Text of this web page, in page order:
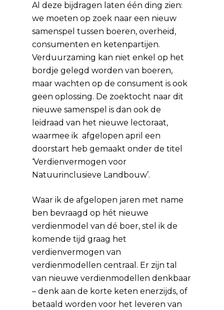
Al deze bijdragen laten één ding zien:
we moeten op zoek naar een nieuw
samenspel tussen boeren, overheid,
consumenten en ketenpartijen.
Verduurzaming kan niet enkel op het
bordje gelegd worden van boeren,
maar wachten op de consument is ook
geen oplossing. De zoektocht naar dit
nieuwe samenspel is dan ook de
leidraad van het nieuwe lectoraat,
waarmee ik afgelopen april een
doorstart heb gemaakt onder de titel
‘Verdienvermogen voor
Natuurinclusieve Landbouw’.
Waar ik de afgelopen jaren met name
ben bevraagd op hét nieuwe
verdienmodel van dé boer, stel ik de
komende tijd graag het
verdienvermogen van
verdienmodellen centraal. Er zijn tal
van nieuwe verdienmodellen denkbaar
– denk aan de korte keten enerzijds, of
betaald worden voor het leveren van